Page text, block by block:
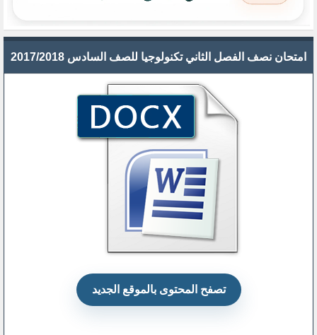
امتحان نصف الفصل الثاني تكنولوجيا للصف السادس 2017/2018
تصفح المحتوى بالموقع الجديد